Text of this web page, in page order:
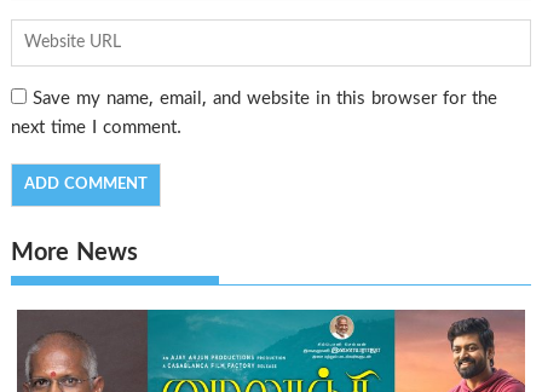
Save my name, email, and website in this browser for the
next time I comment.
More News